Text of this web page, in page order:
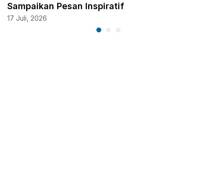
Sampaikan Pesan Inspiratif
17 Juli, 2026